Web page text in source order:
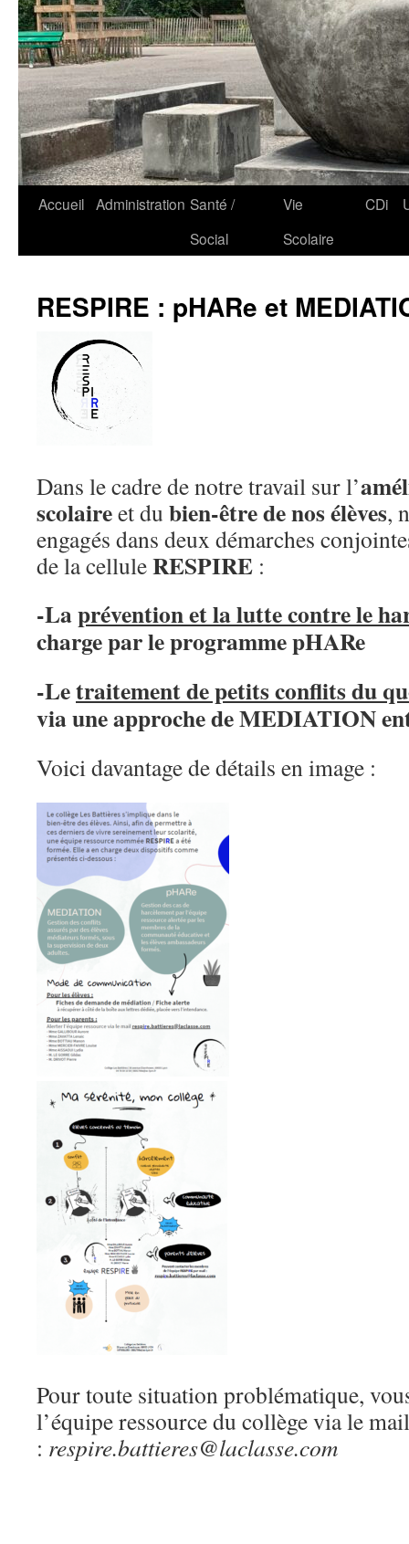
Accueil Administration Santé /
Social
Vie
Scolaire
CDi
RESPIRE : pHARe et
Dans le cadre de notre travail sur l’
scolaireet du bien-être de nos élèves,
engagés dans deux démarches
de la celluleRESPIRE :
-Laprévention et la lutte contre le
charge par le programme pHARe
-Letraitement de petits conflits du
via une approche de MEDIATION
Voici davantage de détails en image :
Pour toute situation problématique,
l’équipe ressource du collège via le
: respire.battieres@laclasse.com